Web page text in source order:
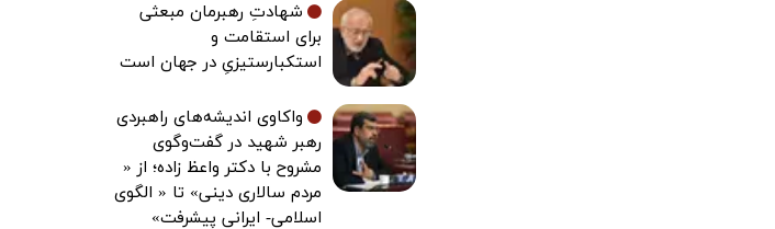
شهادتِ رهبرمان مبعثی
برای استقامت و
استکبارستیزیِ در جهان است
واکاوی اندیشه‌های راهبردی
رهبر شهید در گفت‌وگوی
مشروح با دکتر واعظ زاده؛ از «
مردم سالاری دینی» تا « الگوی
اسلامی- ایرانی پیشرفت»